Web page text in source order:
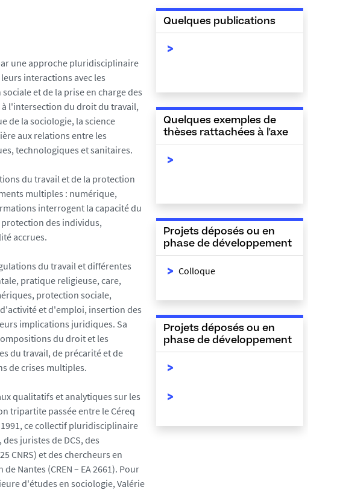
une approche pluridisciplinaire
interactions avec les
et de la prise en charge des
l'intersection du droit du travail,
de la sociologie, la science
aux relations entre les
technologiques et sanitaires.
du travail et de la protection
multiples : numérique,
interrogent la capacité du
des individus,
accrues.
du travail et différentes
pratique religieuse, care,
protection sociale,
et d'emploi, insertion des
implications juridiques. Sa
du droit et les
du travail, de précarité et de
de crises multiples.
qualitatifs et analytiques sur les
tripartite passée entre le Céreq
ce collectif pluridisciplinaire
juristes de DCS, des
CNRS) et des chercheurs en
Nantes (CREN – EA 2661). Pour
d'études en sociologie, Valérie
Quelques publications
Quelques exemples de
thèses rattachées à l'axe
Projets déposés ou en
phase de développement
Colloque
Projets déposés ou en
phase de développement